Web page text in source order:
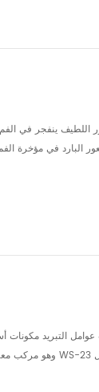
التبريد مكونات